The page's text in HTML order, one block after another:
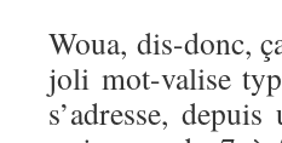
Woua, dis-donc,
joli mot-valise
s’adresse,